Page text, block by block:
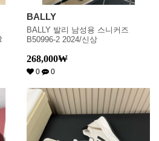
BALLY
BALLY 발리 남성용 스니커즈
B50996-2 2024/신상
268,000₩
0 0